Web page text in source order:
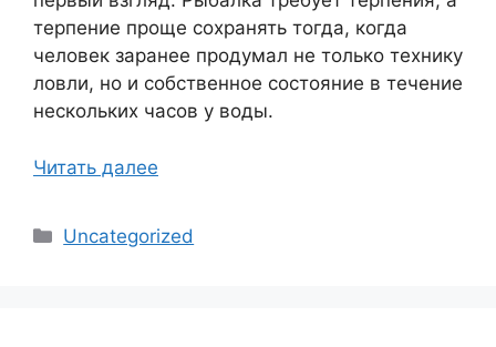
терпение проще сохранять тогда, когда
человек заранее продумал не только технику
ловли, но и собственное состояние в течение
нескольких часов у воды.
Читать далее
Рубрики
Uncategorized